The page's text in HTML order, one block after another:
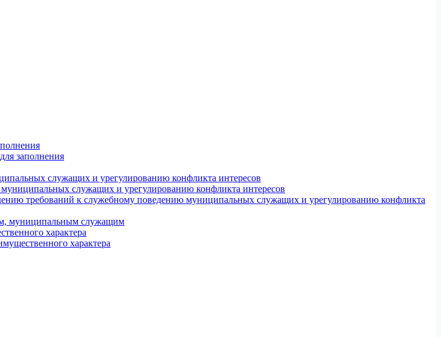
заполнения
служащих и урегулированию конфликта интересов
служащих и урегулированию конфликта интересов
требований к служебному поведению муниципальных служащих и урегулированию конфликта
муниципальным служащим
характера
характера